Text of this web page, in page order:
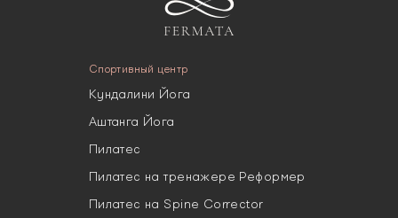
Спортивный центр
Кундалини Йога
Аштанга Йога
Пилатес
Пилатес на тренажере Реформер
Пилатес на Spine Corrector